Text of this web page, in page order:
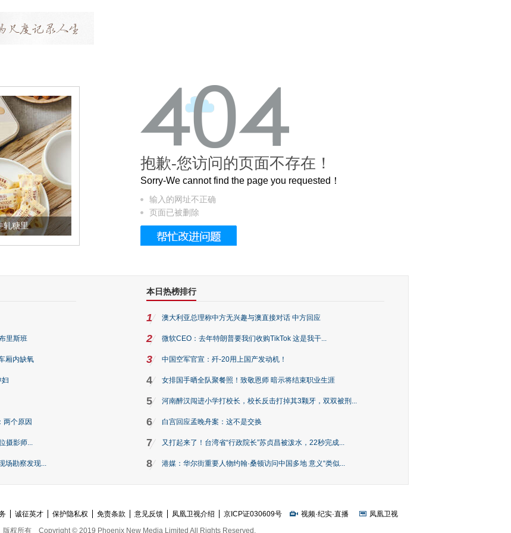
轧糖里 被列入佛家七宝的它到底有多美？
抱歉-您访问的页面不存在！
Sorry-We cannot find the page you requested！
输入的网址不正确
页面已被删除
里斯班
厢内缺氧
两个原因
摄影师...
场勘察发现...
本日热榜排行
1 澳大利亚总理称中方无兴趣与澳直接对话 中方回应
2 微软CEO：去年特朗普要我们收购TikTok 这是我干...
3 中国空军官宣：歼-20用上国产发动机！
4 女排国手晒全队聚餐照！致敬恩师 暗示将结束职业生涯
5 河南醉汉闯进小学打校长，校长反击打掉其3颗牙，双双被刑...
6 白宫回应孟晚舟案：这不是交换
7 又打起来了！台湾省“行政院长”苏贞昌被泼水，22秒完成...
8 港媒：华尔街重要人物约翰·桑顿访问中国多地 意义“类似...
诚征英才 保护隐私权 免责条款 意见反馈 凤凰卫视介绍 京ICP证030609号 视频·纪实·直播
凤凰卫视
版权所有 Copyright © 2019 Phoenix New Media Limited All Rights Reserved.